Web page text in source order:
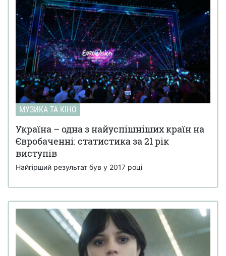
МУЗИКА ТА КІНО
Україна – одна з найуспішніших країн на
Євробаченні: статистика за 21 рік
виступів
Найгірший результат був у 2017 році